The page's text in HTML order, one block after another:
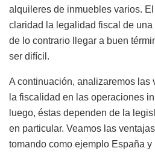
alquileres de inmuebles varios.
claridad la legalidad fiscal de
de lo contrario llegar a buen
ser difícil.
A continuación, analizaremos las
la fiscalidad en las operaciones
luego, éstas dependen de la
en particular. Veamos las
tomando como ejemplo España